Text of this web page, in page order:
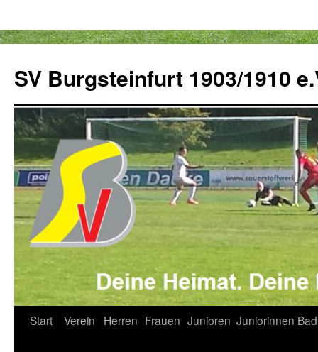
springen
SV Burgsteinfurt 1903/1910
Start Verein Herren Frauen Junioren Juniorinnen